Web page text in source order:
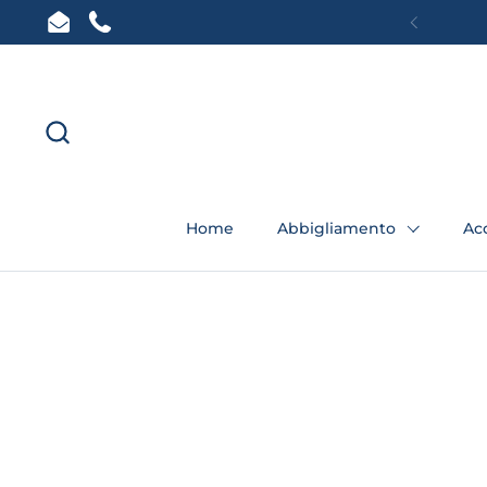
Passa ai contenuti
EmailPhone
Home Abbigliamento